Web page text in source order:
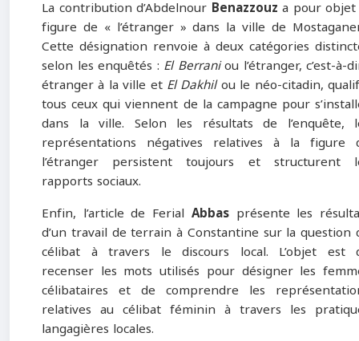
La contribution d’Abdelnour Benazzouza pour
figure de « l’étranger » dans la ville de
Cette désignation renvoie à deux catégories
selon les enquêtés : El Berraniou l’étranger, c’est-à-
étranger à la ville et El Dakhilou le néo-citadin,
tous ceux qui viennent de la campagne pour
dans la ville. Selon les résultats de l’enquête,
représentations négatives relatives à la figure
l’étranger persistent toujours et structurent
rapports sociaux.
Enfin, l’article de Ferial Abbasprésente les
d’un travail de terrain à Constantine sur la question
célibat à travers le discours local. L’objet est
recenser les mots utilisés pour désigner les
célibataires et de comprendre les
relatives au célibat féminin à travers les
langagières locales.